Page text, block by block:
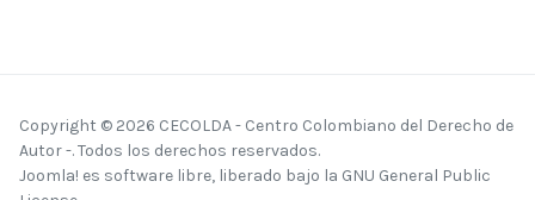
Copyright © 2026 CECOLDA - Centro Colombiano del Derecho de
Autor -. Todos los derechos reservados.
Joomla! es software libre, liberado bajo la GNU General Public